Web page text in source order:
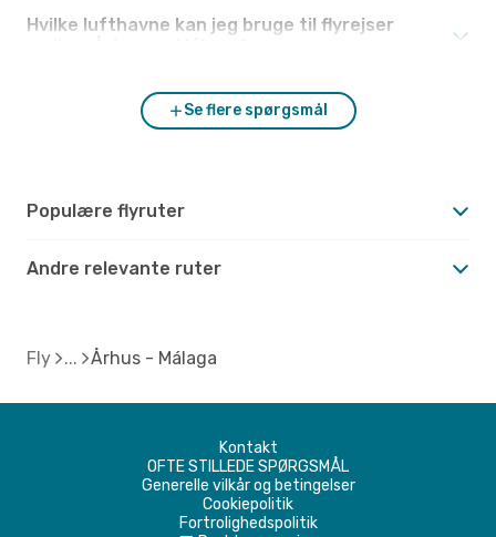
Hvilke lufthavne kan jeg bruge til flyrejser
Se flere spørgsmål
Populære flyruter
Andre relevante ruter
Fly Århus - Málaga
Kontakt
OFTE STILLEDE SPØRGSMÅL
Generelle vilkår og betingelser
Cookiepolitik
Fortrolighedspolitik